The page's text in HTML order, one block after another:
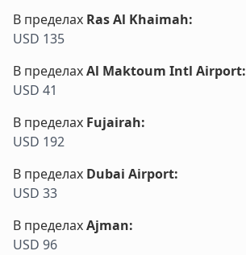
В пределах Ras Al Khaimah:
USD 135
В пределахAl Maktoum Intl Airport:
USD 41
В пределах Fujairah:
USD 192
В пределах Dubai Airport:
USD 33
В пределахAjman:
USD 96